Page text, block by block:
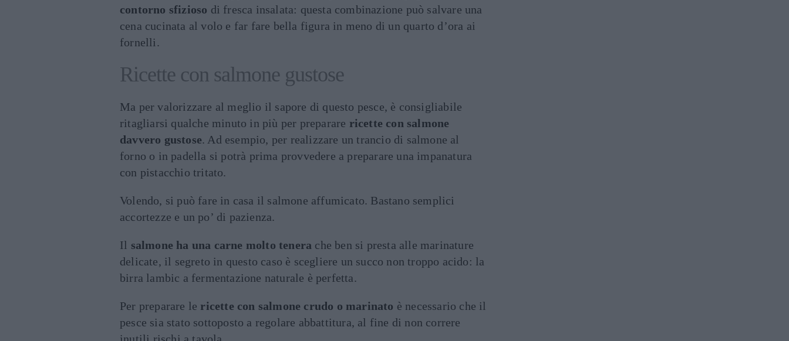
contorno sfizioso di fresca insalata: questa combinazione può salvare una
cena cucinata al volo e far fare bella figura in meno di un quarto d’ora ai
fornelli.
Ricette con salmone gustose
Ma per valorizzare al meglio il sapore di questo pesce, è consigliabile
ritagliarsi qualche minuto in più per preparare ricette con salmone
davvero gustose. Ad esempio, per realizzare un trancio di salmone al
forno o in padella si potrà prima provvedere a preparare una impanatura
con pistacchio tritato.
Volendo, si può fare in casa il salmone affumicato. Bastano semplici
accortezze e un po’ di pazienza.
Il salmone ha una carne molto tenera che ben si presta alle marinature
delicate, il segreto in questo caso è scegliere un succo non troppo acido: la
birra lambic a fermentazione naturale è perfetta.
Per preparare le ricette con salmone crudo o marinato è necessario che il
pesce sia stato sottoposto a regolare abbattitura, al fine di non correre